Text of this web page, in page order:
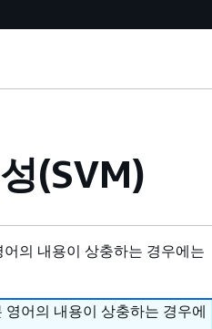
(SVM)
의 내용이 상충하는 경우에는
어의 내용이 상충하는 경우에